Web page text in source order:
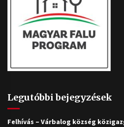
Legutóbbi bejegyzések
Felhívás – Várbalog község